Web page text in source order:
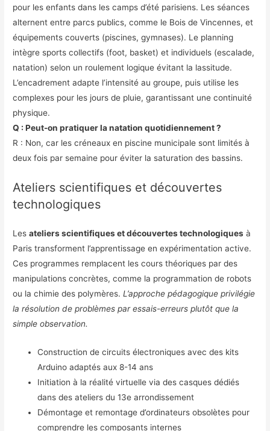
pour les enfants dans les camps d’été parisiens. Les séances
alternent entre parcs publics, comme le Bois de Vincennes, et
équipements couverts (piscines, gymnases). Le planning
intègre sports collectifs (foot, basket) et individuels (escalade,
natation) selon un roulement logique évitant la lassitude.
L’encadrement adapte l’intensité au groupe, puis utilise les
complexes pour les jours de pluie, garantissant une continuité
physique.
Q : Peut-on pratiquer la natation quotidiennement ?
R : Non, car les créneaux en piscine municipale sont limités à
deux fois par semaine pour éviter la saturation des bassins.
Ateliers scientifiques et découvertes
technologiques
Lesateliers scientifiques et découvertes technologiques à
Paris transforment l’apprentissage en expérimentation active.
Ces programmes remplacent les cours théoriques par des
manipulations concrètes, comme la programmation de robots
ou la chimie des polymères.L’approche pédagogique privilégie
la résolution de problèmes par essais-erreurs plutôt que la
simple observation.
Construction de circuits électroniques avec des kits
Arduino adaptés aux 8-14 ans
Initiation à la réalité virtuelle via des casques dédiés
dans des ateliers du 13e arrondissement
Démontage et remontage d’ordinateurs obsolètes pour
comprendre les composants internes